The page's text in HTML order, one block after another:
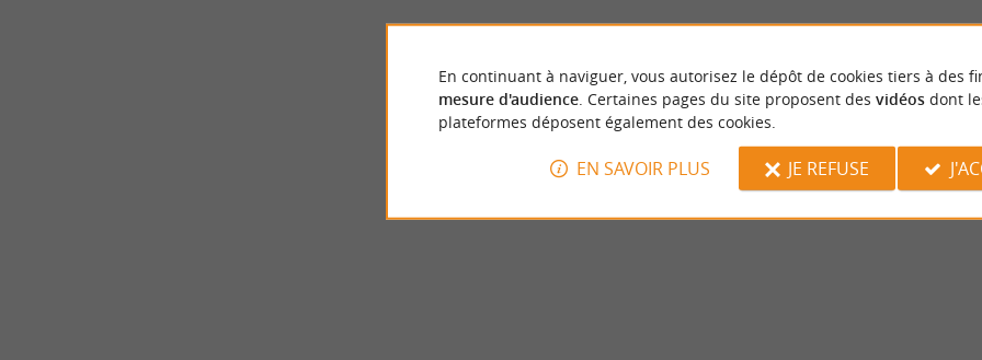
En continuant à naviguer, vous autorisez le dépôt de cookies tiers à des
mesure d'audience. Certaines pages du site proposent des vidéosdont
plateformes déposent également des cookies.
EN SAVOIR PLUS JE REFUSE